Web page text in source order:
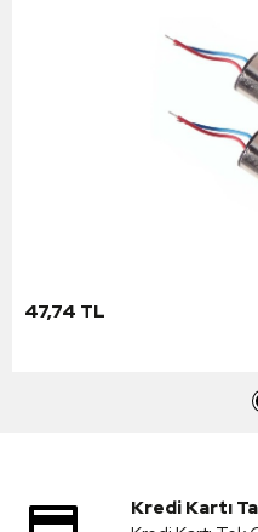
47,74 TL
Kredi Kartı